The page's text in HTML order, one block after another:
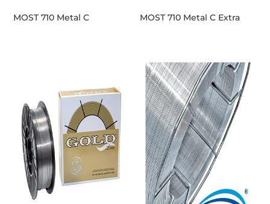
MOST 710 Metal C MOST 710 Metal C Extra